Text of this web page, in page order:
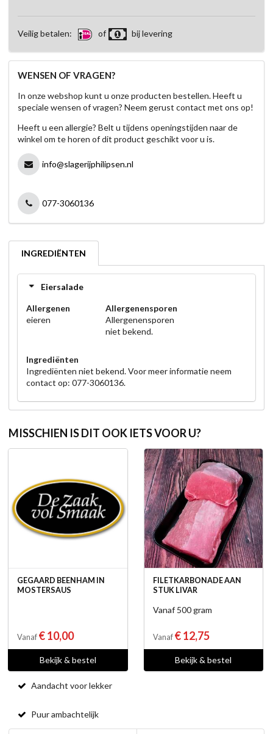
Veilig betalen: of bij levering
WENSEN OF VRAGEN?
In onze webshop kunt u onze producten bestellen. Heeft u
speciale wensen of vragen? Neem gerust contact met ons op!
Heeft u een allergie? Belt u tijdens openingstijden naar de
winkel om te horen of dit product geschikt voor u is.
info@slagerijphilipsen.nl
077-3060136
INGREDIËNTEN
Eiersalade
Allergenen
eieren
Allergenensporen
Allergenensporen
niet bekend.
Ingrediënten
Ingrediënten niet bekend. Voor meer informatie neem
contact op: 077-3060136.
MISSCHIEN IS DIT OOK IETS VOOR U?
GEGAARD BEENHAM IN
MOSTERSAUS
Vanaf € 10,00
Bekijk & bestel
FILETKARBONADE AAN
STUK LIVAR
Vanaf 500 gram
Vanaf € 12,75
Bekijk & bestel
Aandacht voor lekker
Puur ambachtelijk